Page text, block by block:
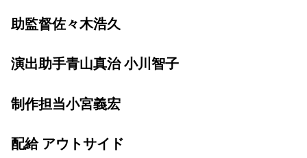
助監督佐々木浩久
演出助手青山真治 小川智子
制作担当小宮義宏
配給 アウトサイド